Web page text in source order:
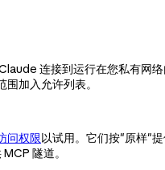
连接到运行在您私有网
加入允许列表。
问权限以试用。它们按"原样"
隧道。